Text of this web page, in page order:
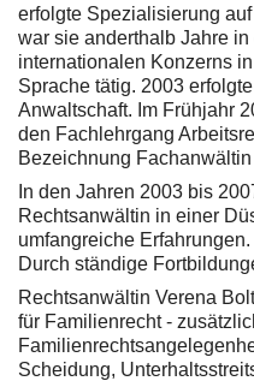
erfolgte Spezialisierung
war sie anderthalb Jahre
internationalen Konzerns
Sprache tätig. 2003
Anwaltschaft. Im Frühjahr
den Fachlehrgang
Bezeichnung
In den Jahren 2003 bis
Rechtsanwältin in einer
umfangreiche Erfahrungen.
Durch ständige
Rechtsanwältin Verena
für Familienrecht -
Scheidung,